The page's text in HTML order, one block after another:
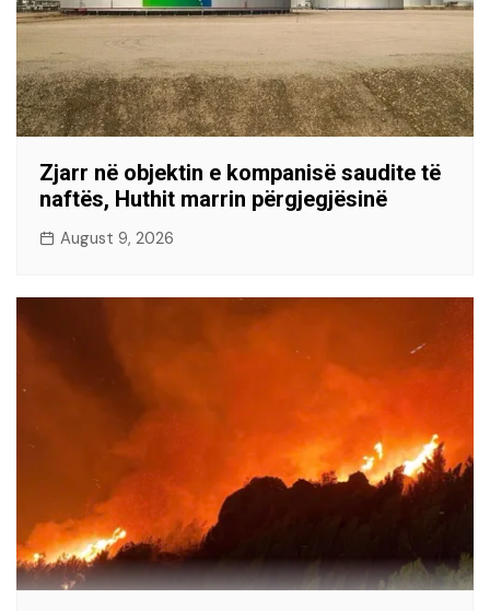
Zjarr në objektin e kompanisë saudite të
naftës, Huthit marrin përgjegjësinë
August 9, 2026